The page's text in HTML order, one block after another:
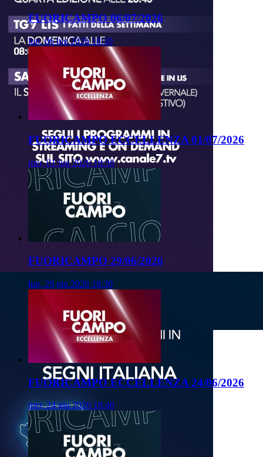
FUORICAMPO 06/07/2026
lun, 06 lug 2026 18:30
FUORICAMPO ECCELLENZA 01/07/2026
mer, 01 lug 2026 18:30
FUORICAMPO 29/06/2026
lun, 29 giu 2026 18:30
FUORICAMPO ECCELLENZA 24/06/2026
mer, 24 giu 2026 18:40